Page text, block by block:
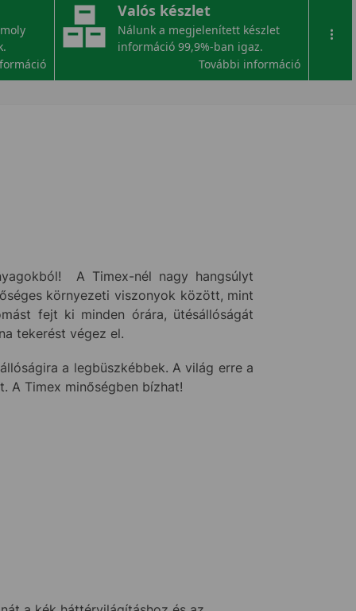
Valós készlet
Nálunk a megjelenített készlet
információ 99,9%-ban igaz.
További információ
...
A Timex-nél nagy hangsúlyt
környezeti viszonyok között, mint
fejt ki minden órára, ütésállóságát
tekerést végez el.
a legbüszkébbek. A világ erre a
A Timex minőségben bízhat!